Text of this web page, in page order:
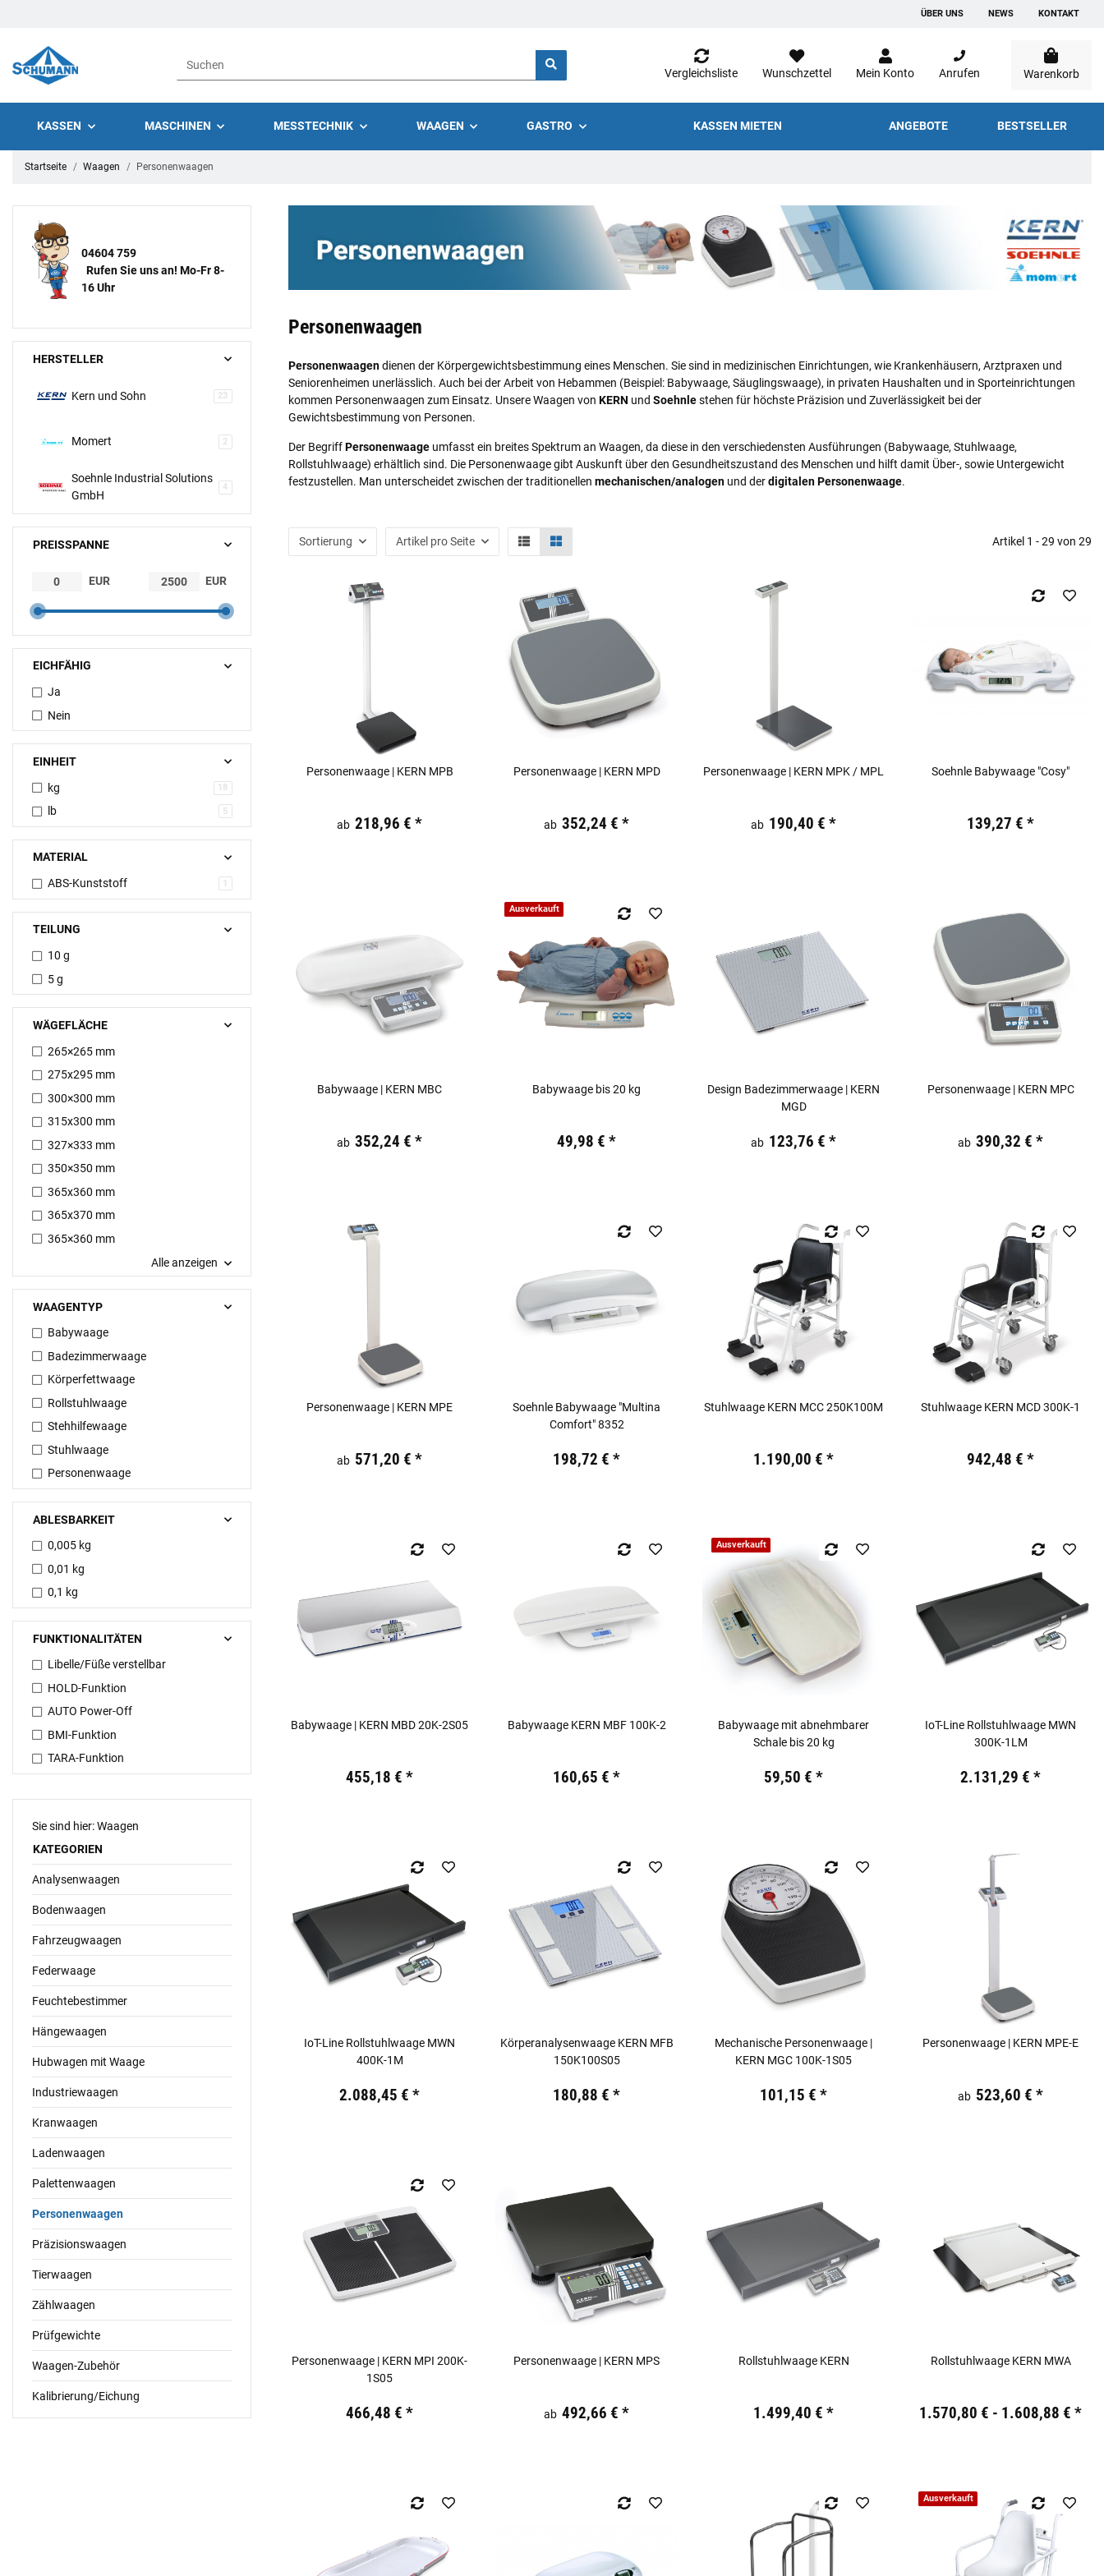
ÜBER UNS NEWS KONTAKT
Vergleichsliste Wunschzettel Mein Konto Anrufen Warenkorb
KASSEN MASCHINEN MESSTECHNIK WAAGEN GASTRO KASSEN MIETEN ANGEBOTE BESTSELLER
Startseite Waagen Personenwaagen
Personenwaagen
Personenwaagendienen der Körpergewichtsbestimmung eines Menschen. Sie sind in medizinischen Einrichtungen, wie Krankenhäusern, Arztpraxen und
Seniorenheimen unerlässlich. Auch bei der Arbeit von Hebammen (Beispiel: Babywaage, Säuglingswaage), in privaten Haushalten und in Sporteinrichtungen
kommen Personenwaagen zum Einsatz. Unsere Waagen von KERN und Soehnlestehen für höchste Präzision und Zuverlässigkeit bei der
Gewichtsbestimmung von Personen.
Der BegriffPersonenwaage umfasst ein breites Spektrum an Waagen, da diese in den verschiedensten Ausführungen (Babywaage, Stuhlwaage,
Rollstuhlwaage) erhältlich sind. Die Personenwaage gibt Auskunft über den Gesundheitszustand des Menschen und hilft damit Über-, sowie Untergewicht
festzustellen. Man unterscheidet zwischen der traditionellen mechanischen/analogen und derdigitalen Personenwaage.
Sortierung Artikel pro Seite Artikel 1 - 29 von 29
Personenwaage | KERN MPB
19,44 €inkl. 19% USt.
ab 218,96 €*
Personenwaage | KERN MPD
19,44 €inkl. 19% USt.
ab 352,24 €*
Personenwaage | KERN MPK / MPL
19,44 €inkl. 19% USt.
ab 190,40 €*
Soehnle Babywaage "Cosy"
19,44 €inkl. 19% USt.
139,27 € *
Babywaage | KERN MBC
19,44 €inkl. 19% USt.
ab 352,24 €*
Ausverkauft
Babywaage bis 20 kg
19,44 €inkl. 19% USt.
49,98 € *
Design Badezimmerwaage | KERN
MGD
19,44 €inkl. 19% USt.
ab 123,76 €*
Personenwaage | KERN MPC
19,44 €inkl. 19% USt.
ab 390,32 €*
Personenwaage | KERN MPE
19,44 €inkl. 19% USt.
ab 571,20 €*
Soehnle Babywaage "Multina
Comfort" 8352
19,44 €inkl. 19% USt.
198,72 € *
Stuhlwaage KERN MCC 250K100M
19,44 €inkl. 19% USt.
1.190,00 € *
Stuhlwaage KERN MCD 300K-1
19,44 €inkl. 19% USt.
942,48 € *
Babywaage | KERN MBD 20K-2S05
19,44 €inkl. 19% USt.
455,18 € *
Babywaage KERN MBF 100K-2
19,44 €inkl. 19% USt.
160,65 € *
Ausverkauft
Babywaage mit abnehmbarer
Schale bis 20 kg
19,44 €inkl. 19% USt.
59,50 € *
IoT-Line Rollstuhlwaage MWN
300K-1LM
19,44 €inkl. 19% USt.
2.131,29 € *
IoT-Line Rollstuhlwaage MWN
400K-1M
19,44 €inkl. 19% USt.
2.088,45 € *
Körperanalysenwaage KERN MFB
150K100S05
19,44 €inkl. 19% USt.
180,88 € *
Mechanische Personenwaage |
KERN MGC 100K-1S05
19,44 €inkl. 19% USt.
101,15 € *
Personenwaage | KERN MPE-E
19,44 €inkl. 19% USt.
ab 523,60 €*
Personenwaage | KERN MPI 200K-
1S05
19,44 €inkl. 19% USt.
466,48 € *
Personenwaage | KERN MPS
19,44 €inkl. 19% USt.
ab 492,66 €*
Rollstuhlwaage KERN
19,44 €inkl. 19% USt.
1.499,40 € *
Rollstuhlwaage KERN MWA
Preis:19,44 € inkl. 19% USt.
1.570,80 € - 1.608,88 € *
Ausverkauft
04604 759
Rufen Sie uns an! Mo-Fr 8-
16 Uhr
HERSTELLER
Kern und Sohn 23
Momert 2
Soehnle Industrial Solutions
GmbH
4
PREISSPANNE
EUR EUR
EICHFÄHIG
Ja
Nein
EINHEIT
kg
18
lb 5
MATERIAL
ABS-Kunststoff
1
TEILUNG
10 g
5 g
WÄGEFLÄCHE
265×265 mm
275x295 mm
300×300 mm
315x300 mm
327×333 mm
350×350 mm
365x360 mm
365x370 mm
365×360 mm
Alle anzeigen
WAAGENTYP
Babywaage
Badezimmerwaage
Körperfettwaage
Rollstuhlwaage
Stehhilfewaage
Stuhlwaage
Personenwaage
ABLESBARKEIT
0,005 kg
0,01 kg
0,1 kg
FUNKTIONALITÄTEN
Libelle/Füße verstellbar
HOLD-Funktion
AUTO Power-Off
BMI-Funktion
TARA-Funktion
Sie sind hier: Waagen
KATEGORIEN
Analysenwaagen
Bodenwaagen
Fahrzeugwaagen
Federwaage
Feuchtebestimmer
Hängewaagen
Hubwagen mit Waage
Industriewaagen
Kranwaagen
Ladenwaagen
Palettenwaagen
Personenwaagen
Präzisionswaagen
Tierwaagen
Zählwaagen
Prüfgewichte
Waagen-Zubehör
Kalibrierung/Eichung